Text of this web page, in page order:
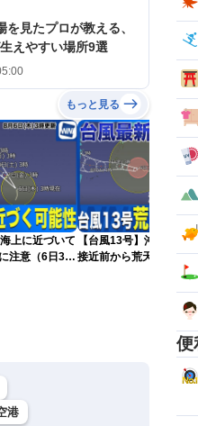
を見たプロが教える、
えやすい場所9選
もっと見る
上に近づいて
注意（6日3時
【台風13号】沖縄・大
接近前から荒天のおそ
港
便